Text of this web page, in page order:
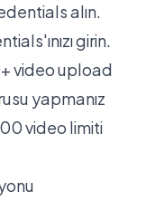
alın.
girin.
video upload
yapmanız
video limiti